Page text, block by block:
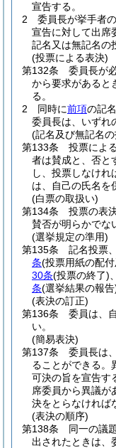
宣告する。
2
委員長が挙手者
宣告に対して出席
記名又は無記名の
(投票による表決)
第132条
委員長が
から要求があると
る。
2
同時に前項の記
委員長は、いずれ
(記名及び無記名
第133条
投票によ
者は賛成と、否と
し、投票しなけれ
は、自己の氏名を
(白票の取扱い)
第134条
投票の表
賛否が明らかでな
(選挙規定の準用)
第135条
記名投票
条(投票用紙の配
30条(投票の終了)
条(選挙結果の報告
(表決の訂正)
第136条
委員は、
い。
(簡易表決)
第137条
委員長は
ることができる。
可決の旨を宣告す
席委員から異議が
決をとらなければ
(表決の順序)
第138条
同一の議
出されたときは、